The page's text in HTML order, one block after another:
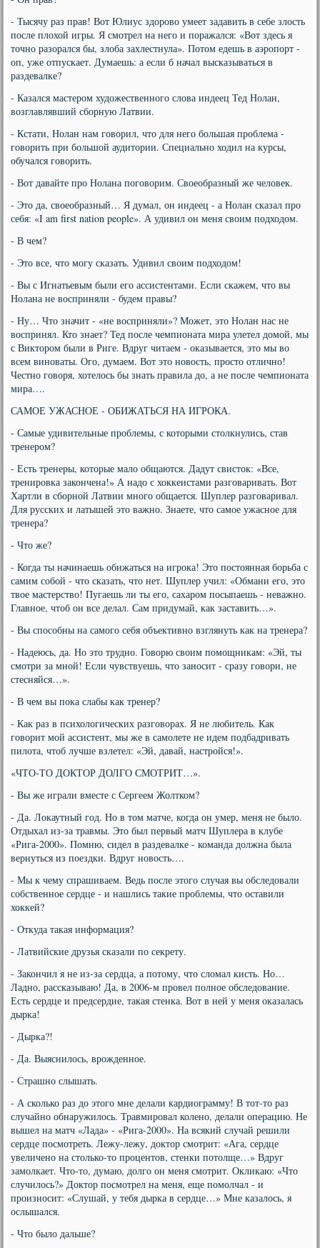
- Тысячу раз прав! Вот Юлиус здорово умеет задавить в себе злость
после плохой игры. Я смотрел на него и поражался: «Вот здесь я
точно разорался бы, злоба захлестнула». Потом едешь в аэропорт -
оп, уже отпускает. Думаешь: а если б начал высказываться в
раздевалке?
- Казался мастером художественного слова индеец Тед Нолан,
возглавлявший сборную Латвии.
- Кстати, Нолан нам говорил, что для него большая проблема -
говорить при большой аудитории. Специально ходил на курсы,
обучался говорить.
- Вот давайте про Нолана поговорим. Своеобразный же человек.
- Это да, своеобразный… Я думал, он индеец - а Нолан сказал про
себя: «I am first nation people». А удивил он меня своим подходом.
- В чем?
- Это все, что могу сказать. Удивил своим подходом!
- Вы с Игнатьевым были его ассистентами. Если скажем, что вы
Нолана не восприняли - будем правы?
- Ну… Что значит - «не восприняли»? Может, это Нолан нас не
воспринял. Кто знает? Тед после чемпионата мира улетел домой, мы
с Виктором были в Риге. Вдруг читаем - оказывается, это мы во
всем виноваты. Ого, думаем. Вот это новость, просто отлично!
Честно говоря, хотелось бы знать правила до, а не после чемпионата
мира….
САМОЕ УЖАСНОЕ - ОБИЖАТЬСЯ НА ИГРОКА.
- Самые удивительные проблемы, с которыми столкнулись, став
тренером?
- Есть тренеры, которые мало общаются. Дадут свисток: «Все,
тренировка закончена!» А надо с хоккеистами разговаривать. Вот
Хартли в сборной Латвии много общается. Шуплер разговаривал.
Для русских и латышей это важно. Знаете, что самое ужасное для
тренера?
- Что же?
- Когда ты начинаешь обижаться на игрока! Это постоянная борьба с
самим собой - что сказать, что нет. Шуплер учил: «Обмани его, это
твое мастерство! Пугаешь ли ты его, сахаром посыпаешь - неважно.
Главное, чтоб он все делал. Сам придумай, как заставить…».
- Вы способны на самого себя объективно взглянуть как на тренера?
- Надеюсь, да. Но это трудно. Говорю своим помощникам: «Эй, ты
смотри за мной! Если чувствуешь, что заносит - сразу говори, не
стесняйся…».
- В чем вы пока слабы как тренер?
- Как раз в психологических разговорах. Я не любитель. Как
говорит мой ассистент, мы же в самолете не идем подбадривать
пилота, чтоб лучше взлетел: «Эй, давай, настройся!».
«ЧТО-ТО ДОКТОР ДОЛГО СМОТРИТ…».
- Вы же играли вместе с Сергеем Жолтком?
- Да. Локаутный год. Но в том матче, когда он умер, меня не было.
Отдыхал из-за травмы. Это был первый матч Шуплера в клубе
«Рига-2000». Помню, сидел в раздевалке - команда должна была
вернуться из поездки. Вдруг новость….
- Мы к чему спрашиваем. Ведь после этого случая вы обследовали
собственное сердце - и нашлись такие проблемы, что оставили
хоккей?
- Откуда такая информация?
- Латвийские друзья сказали по секрету.
- Закончил я не из-за сердца, а потому, что сломал кисть. Но…
Ладно, рассказываю! Да, в 2006-м провел полное обследование.
Есть сердце и предсердие, такая стенка. Вот в ней у меня оказалась
дырка!
- Дырка?!
- Да. Выяснилось, врожденное.
- Страшно слышать.
- А сколько раз до этого мне делали кардиограмму! В тот-то раз
случайно обнаружилось. Травмировал колено, делали операцию. Не
вышел на матч «Лада» - «Рига-2000». На всякий случай решили
сердце посмотреть. Лежу-лежу, доктор смотрит: «Ага, сердце
увеличено на столько-то процентов, стенки потолще…» Вдруг
замолкает. Что-то, думаю, долго он меня смотрит. Окликаю: «Что
случилось?» Доктор посмотрел на меня, еще помолчал - и
произносит: «Слушай, у тебя дырка в сердце…» Мне казалось, я
ослышался.
- Что было дальше?